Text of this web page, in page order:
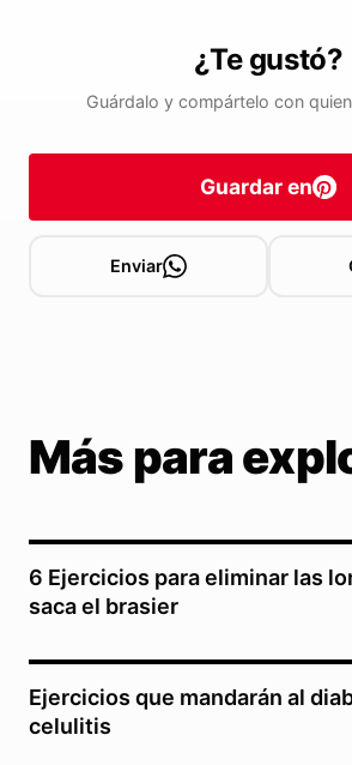
¿Te gustó?
Guárdalo y compártelo con
Guardar en
Enviar
Más para
6 Ejercicios para eliminar las
saca el brasier
Ejercicios que mandarán al
celulitis